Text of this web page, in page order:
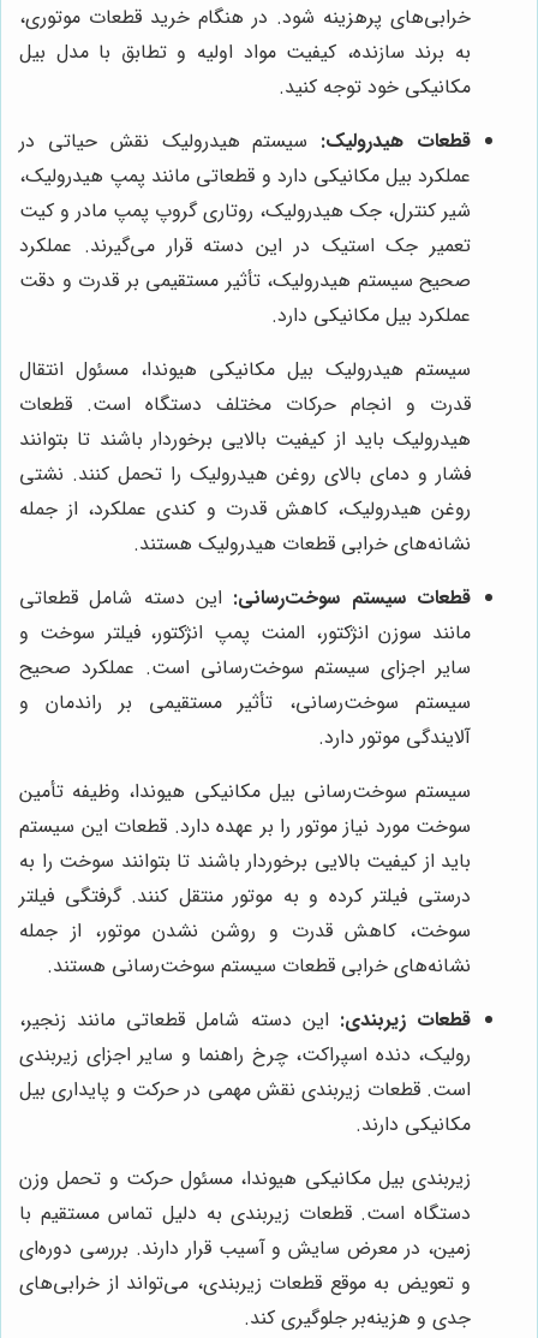
خرابی‌های پرهزینه شود. در هنگام خرید قطعات موتوری،
به برند سازنده، کیفیت مواد اولیه و تطابق با مدل بیل
مکانیکی خود توجه کنید.
قطعات هیدرولیک: سیستم هیدرولیک نقش حیاتی در
عملکرد بیل مکانیکی دارد و قطعاتی مانند پمپ هیدرولیک،
شیر کنترل، جک هیدرولیک، روتاری گروپ پمپ مادر و کیت
تعمیر جک استیک در این دسته قرار می‌گیرند. عملکرد
صحیح سیستم هیدرولیک، تأثیر مستقیمی بر قدرت و دقت
عملکرد بیل مکانیکی دارد.
سیستم هیدرولیک بیل مکانیکی هیوندا، مسئول انتقال
قدرت و انجام حرکات مختلف دستگاه است. قطعات
هیدرولیک باید از کیفیت بالایی برخوردار باشند تا بتوانند
فشار و دمای بالای روغن هیدرولیک را تحمل کنند. نشتی
روغن هیدرولیک، کاهش قدرت و کندی عملکرد، از جمله
نشانه‌های خرابی قطعات هیدرولیک هستند.
قطعات سیستم سوخت‌رسانی: این دسته شامل قطعاتی
مانند سوزن انژکتور، المنت پمپ انژکتور، فیلتر سوخت و
سایر اجزای سیستم سوخت‌رسانی است. عملکرد صحیح
سیستم سوخت‌رسانی، تأثیر مستقیمی بر راندمان و
آلایندگی موتور دارد.
سیستم سوخت‌رسانی بیل مکانیکی هیوندا، وظیفه تأمین
سوخت مورد نیاز موتور را بر عهده دارد. قطعات این سیستم
باید از کیفیت بالایی برخوردار باشند تا بتوانند سوخت را به
درستی فیلتر کرده و به موتور منتقل کنند. گرفتگی فیلتر
سوخت، کاهش قدرت و روشن نشدن موتور، از جمله
نشانه‌های خرابی قطعات سیستم سوخت‌رسانی هستند.
قطعات زیربندی: این دسته شامل قطعاتی مانند زنجیر،
رولیک، دنده اسپراکت، چرخ راهنما و سایر اجزای زیربندی
است. قطعات زیربندی نقش مهمی در حرکت و پایداری بیل
مکانیکی دارند.
زیربندی بیل مکانیکی هیوندا، مسئول حرکت و تحمل وزن
دستگاه است. قطعات زیربندی به دلیل تماس مستقیم با
زمین، در معرض سایش و آسیب قرار دارند. بررسی دوره‌ای
و تعویض به موقع قطعات زیربندی، می‌تواند از خرابی‌های
جدی و هزینه‌بر جلوگیری کند.